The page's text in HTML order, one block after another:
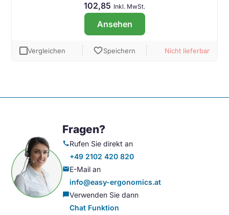
102,85 Inkl. MwSt.
Ansehen
Vergleichen favoriteSpeichern Nicht lieferbar
Fragen?
callRufen Sie direkt an
+49 2102 420 820
mailE-Mail an
info@easy-ergonomics.at
chat_bubbleVerwenden Sie dann
Chat Funktion